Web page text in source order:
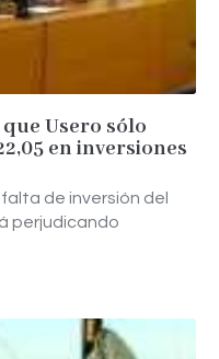
Usero sólo
en inversiones
de inversión del
perjudicando